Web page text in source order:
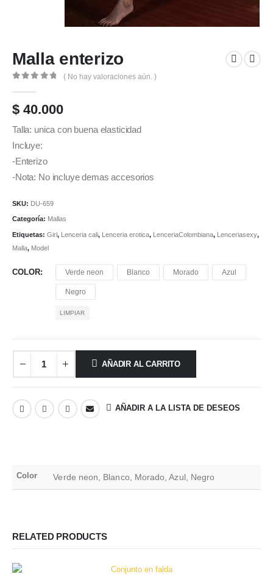
Malla enterizo
( No hay valoraciones aún. )
$ 40.000
Talla: unica con buena elasticidad
Incluye:
-Enterizo
-Nota: No incluye demas accesorios
SKU: DU-659
Categoría: Mallas
Etiquetas: Girl, Lenceria cali, Lenceria erotica, LenceriaColombiana, Lenceriasexy,
Malla, Model
COLOR Verde neon Blanco Morado Azul
Negro
LIMPIAR
AÑADIR AL CARRITO
AÑADIR A LA LISTA DE DESEOS
Color Verde neon, Blanco, Morado, Azul, Negro
RELATED PRODUCTS